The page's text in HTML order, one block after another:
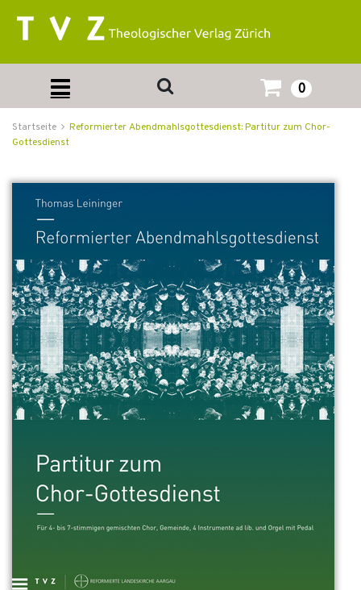
0
Startseite
Reformierter Abendmahlsgottesdienst: Partitur zum Chor-
Gottesdienst